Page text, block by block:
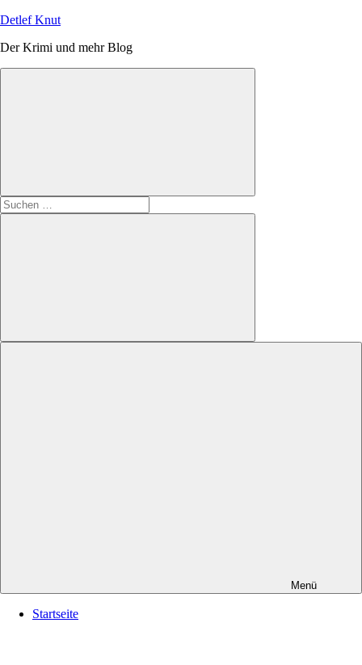
Zum
springen
Detlef Knut
Der Krimi und mehr Blog
Suchen
nach:
Suchen
Menü
Startseite